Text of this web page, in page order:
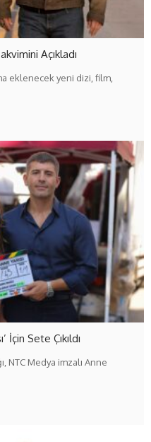
Açıkladı
eklenecek yeni dizi, film,
İçin Sete Çıkıldı
NTC Medya imzalı Anne